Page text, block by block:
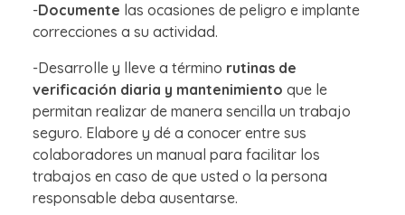
-Documente las ocasiones de peligro e implante
correcciones a su actividad.
-Desarrolle y lleve a término rutinas de
verificación diaria y mantenimiento que le
permitan realizar de manera sencilla un trabajo
seguro. Elabore y dé a conocer entre sus
colaboradores un manual para facilitar los
trabajos en caso de que usted o la persona
responsable deba ausentarse.